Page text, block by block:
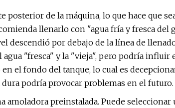
posterior de la máquina, lo que hace que
llenarlo con "agua fría y fresca del
descendió por debajo de la línea de
"fresca" y la "vieja", pero podría influir
el fondo del tanque, lo cual es
podría provocar problemas en el futuro.
amoladora preinstalada. Puede seleccionar